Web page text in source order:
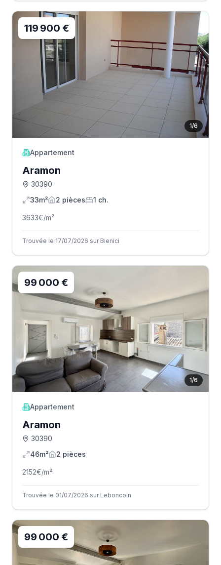
1/6
119 900 €
Appartement
Aramon
30390
33m²
2 pièces 1 ch.
3633€/m²
Trouvée le 17/07/2026 sur Bienici
1/6
99 000 €
Appartement
Aramon
30390
46m²
2 pièces
2152€/m²
Trouvée le 01/07/2026 sur Leboncoin
99 000 €